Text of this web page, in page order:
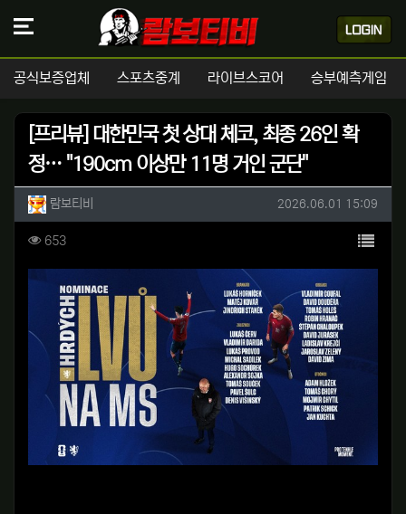
공식보증업체 스포츠중계 라이브스코어 승부예측게임
[프리뷰] 대한민국 첫 상대 체코, 최종 26인 확
정… "190cm 이상만 11명 거인 군단"
작성자 정보
람보티비 작성일
2026.06.01 15:09
컨텐츠 정보
653조회 목록
본문